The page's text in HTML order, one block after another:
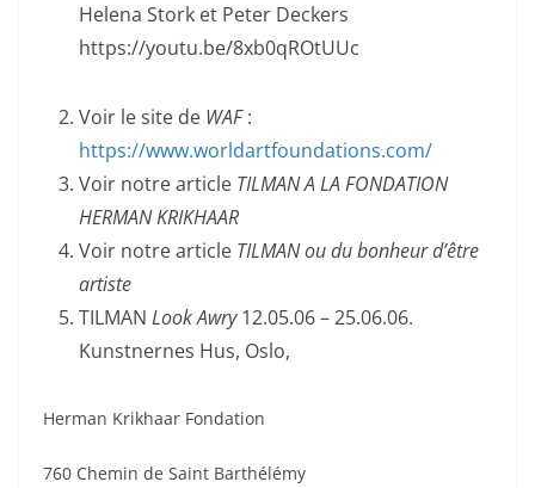
Helena Stork et Peter Deckers
https://youtu.be/8xb0qROtUUc
Voir le site de WAF:
https://www.worldartfoundations.com/
Voir notre article TILMAN A LA FONDATION
HERMAN KRIKHAAR
Voir notre article TILMAN ou du bonheur d’être
artiste
TILMAN Look Awry12.05.06 – 25.06.06.
Kunstnernes Hus, Oslo,
Herman Krikhaar Fondation
760 Chemin de Saint Barthélémy